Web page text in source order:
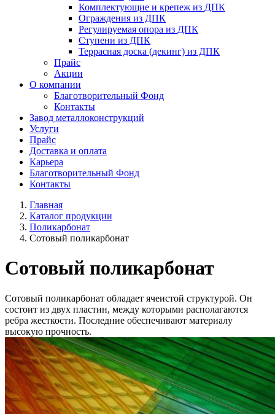
Комплектующие и крепеж из ДПК
Ограждения из ДПК
Регулируемая опора из ДПК
Ступени из ДПК
Террасная доска (декинг) из ДПК
Прайс
Акции
О компании
Благотворительный Фонд
Контакты
Завод металлоконструкций
Услуги
Прайс
Доставка и оплата
Карьера
Благотворительный Фонд
Контакты
Главная
Каталог продукции
Поликарбонат
Сотовый поликарбонат
Сотовый поликарбонат
Сотовый поликарбонат обладает ячеистой структурой. Он
состоит из двух пластин, между которыми располагаются
ребра жесткости. Последние обеспечивают материалу
высокую прочность.